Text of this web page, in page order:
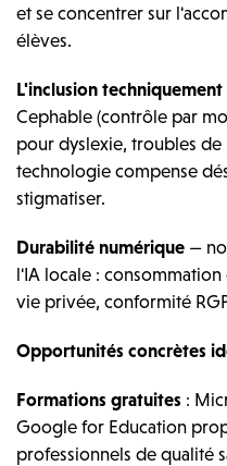
et se concentrer sur
élèves.
L'inclusion techniquement
Cephable (contrôle par
pour dyslexie, troubles de
technologie compense
stigmatiser.
Durabilité numérique —
l'IA locale :
vie privée, conformité
Opportunités concrètes
Formations gratuites :
Google for Education
professionnels de qualité